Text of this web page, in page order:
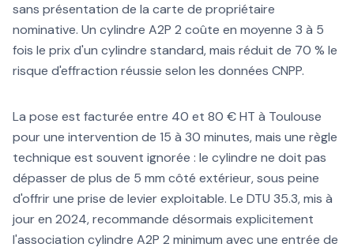
sans présentation de la carte de propriétaire
nominative. Un cylindre A2P 2 coûte en moyenne 3 à 5
fois le prix d'un cylindre standard, mais réduit de 70 % le
risque d'effraction réussie selon les données CNPP.
La pose est facturée entre 40 et 80 € HT à Toulouse
pour une intervention de 15 à 30 minutes, mais une règle
technique est souvent ignorée : le cylindre ne doit pas
dépasser de plus de 5 mm côté extérieur, sous peine
d'offrir une prise de levier exploitable. Le DTU 35.3, mis à
jour en 2024, recommande désormais explicitement
l'association cylindre A2P 2 minimum avec une entrée de